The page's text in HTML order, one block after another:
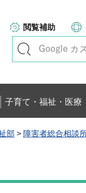
閲覧補助
子育て・福祉・医療
部 > 障害者総合相談